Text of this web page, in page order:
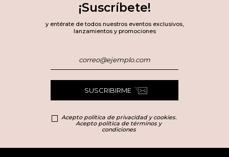
¡Suscríbete!
y entérate de todos nuestros eventos exclusivos,
lanzamientos y promociones
SUSCRIBIRME
Acepto política de privacidad y cookies.
Acepto política de términos y
condiciones